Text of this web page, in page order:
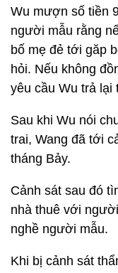
Wu mượn số tiền
người mẫu rằng
bố mẹ đẻ tới găp
hỏi. Nếu không
yêu cầu Wu trả lại
Sau khi Wu nói
trai, Wang đã tới
tháng Bảy.
Cảnh sát sau đó
nhà thuê với
nghề người mẫu.
Khi bị cảnh sát